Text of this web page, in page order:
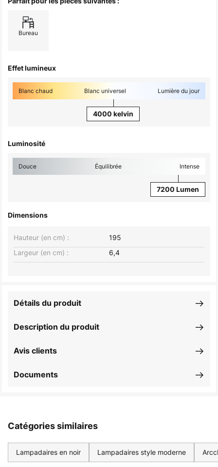
Bureau
Effet lumineux
Blanc chaud Blanc universel Lumière du jour
4000 kelvin
Luminosité
Douce Équilibrée Intense
7200 Lumen
Dimensions
Largeur (en cm) : 6,4
Hauteur (en cm) : 195
Description du produit
Détails du produit
Avis clients
Documents
Catégories similaires
Lampadaires en noir Lampadaires style moderne